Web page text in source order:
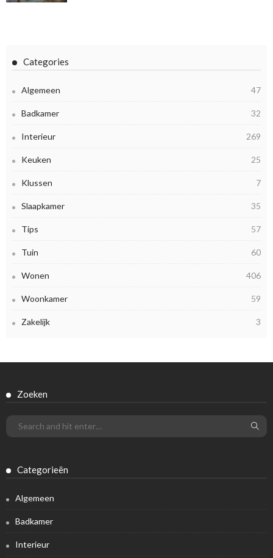
Categories
Algemeen 47
Badkamer 32
Interieur 269
Keuken 25
Klussen 7
Slaapkamer 35
Tips 57
Tuin 60
Wonen 406
Woonkamer 59
Zakelijk 3
Zoeken
Categorieën
Algemeen
Badkamer
Interieur